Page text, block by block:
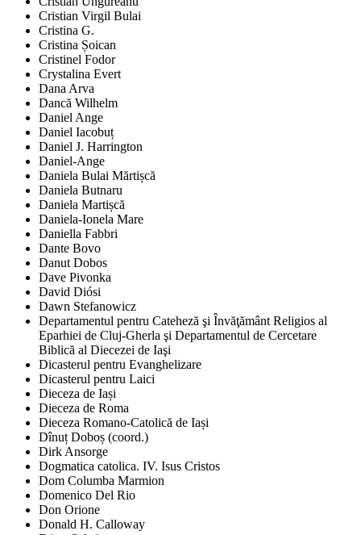
Cristian Virgil Bulai
Cristina G.
Cristina Șoican
Cristinel Fodor
Crystalina Evert
Dana Arva
Dancă Wilhelm
Daniel Ange
Daniel Iacobuț
Daniel J. Harrington
Daniel-Ange
Daniela Bulai Mărtișcă
Daniela Butnaru
Daniela Martișcă
Daniela-Ionela Mare
Daniella Fabbri
Dante Bovo
Danut Dobos
Dave Pivonka
David Diósi
Dawn Stefanowicz
Departamentul pentru Cateheză şi Învăţământ Religios al
Eparhiei de Cluj-Gherla şi Departamentul de Cercetare
Biblică al Diecezei de Iaşi
Dicasterul pentru Evanghelizare
Dicasterul pentru Laici
Dieceza de Iași
Dieceza de Roma
Dieceza Romano-Catolică de Iași
Dînuț Doboș (coord.)
Dirk Ansorge
Dogmatica catolica. IV. Isus Cristos
Dom Columba Marmion
Domenico Del Rio
Don Orione
Donald H. Calloway